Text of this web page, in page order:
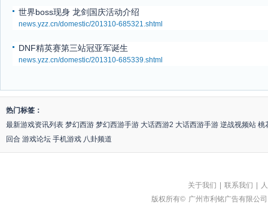
世界boss现身 龙剑国庆活动介绍
news.yzz.cn/domestic/201310-685321.shtml
DNF精英赛第三站冠亚军诞生
news.yzz.cn/domestic/201310-685339.shtml
热门标签：
最新游戏资讯列表 梦幻西游 梦幻西游手游 大话西游2 大话西游手游 逆战视频站 桃
回合 游戏论坛 手机游戏 八卦频道
关于我们 联系我们
版权所有© 广州市利铭广告有限公司